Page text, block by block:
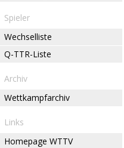
Spieler
Wechselliste
Q-TTR-Liste
Archiv
Wettkampfarchiv
Links
Homepage WTTV